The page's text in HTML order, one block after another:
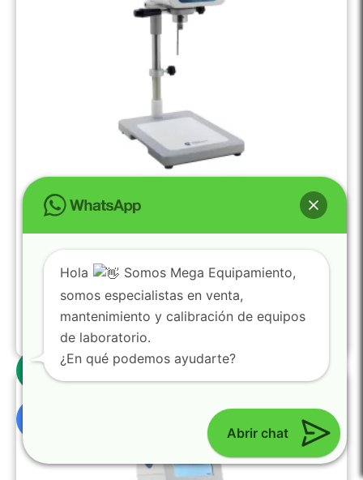
Viscosímetro Rotacional First Plus Lr – Lamy Rheology
(husillos LV-1 a LV-4) (soporte estándar)
N700300
22000000 mPa.s
Temperatura:
-50 °C y + 300 °C
Abrir chat
Hola
Somos Mega Equipamiento,
somos especialistas en venta,
mantenimiento y calibración de equipos
de laboratorio.
¿En qué podemos ayudarte?